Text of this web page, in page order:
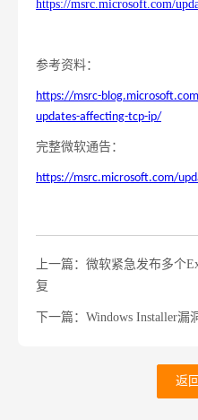
https://msrc.microsoft.com/
参考资料：
https://msrc-
updates-affecting-tcp-ip/
完整微软通告：
https://msrc.microsoft.com/
上一篇：微软紧急发布多个
复
下一篇：Windows Installer
返